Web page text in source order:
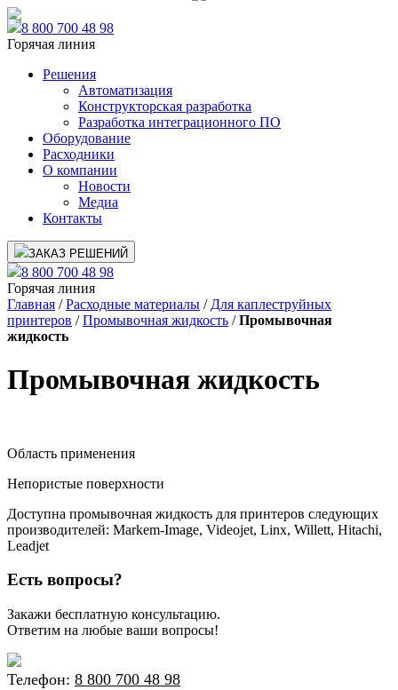
8 800 700 48 98
Горячая линия
Решения
Автоматизация
Конструкторская разработка
Разработка интеграционного ПО
Оборудование
Расходники
О компании
Новости
Медиа
Контакты
ЗАКАЗ РЕШЕНИЙ
8 800 700 48 98
Горячая линия
Главная /Расходные материалы / Для каплеструйных
принтеров /Промывочная жидкость /Промывочная
жидкость
Промывочная жидкость
Область применения
Непористые поверхности
Доступна промывочная жидкость для принтеров следующих
производителей: Markem-Image, Videojet, Linx, Willett, Hitachi,
Leadjet
Есть вопросы?
Закажи бесплатную консультацию.
Ответим на любые ваши вопросы!
Телефон: 8 800 700 48 98